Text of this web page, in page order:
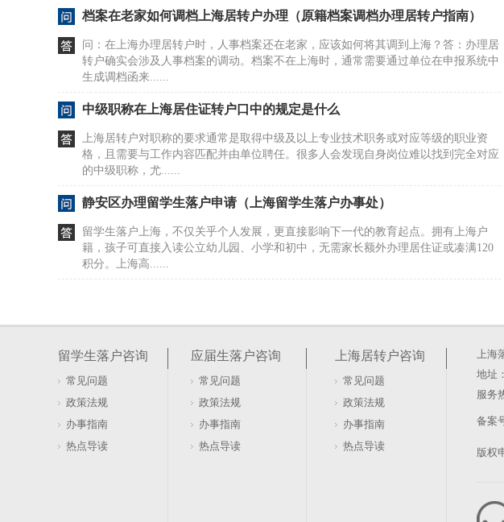
档案在老家如何调档上海居转户办理（原籍档案调档办理居转户指南）
问：在上海办理居转户时，人事档案还在老家，应该如何将其调到上海？答：办理居
转户确实会涉及人事档案的调动。档案不在上海时，通常需要通过单位在申报系统中
生成调档函来......
中级职称在上海居住证转户口中的规定是什么
上海居转户对职称的要求通常是取得中级及以上专业技术职务或对应等级的职业资
格，且需要与工作内容匹配并由单位聘任。很多人会发现自身岗位难以找到完全对应
的中级职称，尤......
静安区办理留学生落户申请（上海留学生落户办事处）
留学生落户上海，不仅关乎个人发展，更直接影响下一代的教育起点。拥有上海户
籍，孩子可直接入读公立幼儿园、小学和初中，无需家长额外办理居住证或凑满120
积分。上海高......
上海居转户政策在2025年迎来新调整，明确了持证年限与社保个税匹配的核心要求。
变化与材......
毕业季，留学归国政策盘点机学历认证攻略（留学归来学历认证）
留学生落户上海，学历认证是关键一步。如果你计划通过留学生通道申请上海户口，
备材料。这......
留学生落户咨询
常见问题
政策法规
办事指南
热点导读
应届生落户咨询
常见问题
政策法规
办事指南
热点导读
上海居转户咨询
常见问题
政策法规
办事指南
热点导读
上海
地址
服务
备案
版权